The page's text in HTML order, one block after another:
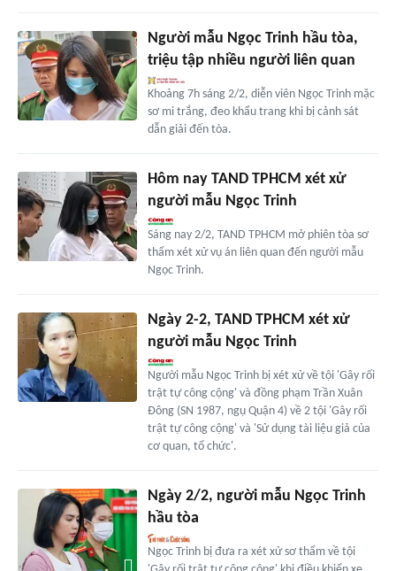
Người mẫu Ngọc Trinh hầu tòa,
triệu tập nhiều người liên quan
Khoảng 7h sáng 2/2, diễn viên Ngọc Trinh mặc
sơ mi trắng, đeo khẩu trang khi bị cảnh sát
dẫn giải đến tòa.
Hôm nay TAND TPHCM xét xử
người mẫu Ngọc Trinh
Sáng nay 2/2, TAND TPHCM mở phiên tòa sơ
thẩm xét xử vụ án liên quan đến người mẫu
Ngọc Trinh.
Ngày 2-2, TAND TPHCM xét xử
người mẫu Ngọc Trinh
Người mẫu Ngọc Trinh bị xét xử về tội 'Gây rối
trật tự công cộng' và đồng phạm Trần Xuân
Đông (SN 1987, ngụ Quận 4) về 2 tội 'Gây rối
trật tự công cộng' và 'Sử dụng tài liệu giả của
cơ quan, tổ chức'.
Ngày 2/2, người mẫu Ngọc Trinh
hầu tòa
Ngọc Trinh bị đưa ra xét xử sơ thẩm về tội